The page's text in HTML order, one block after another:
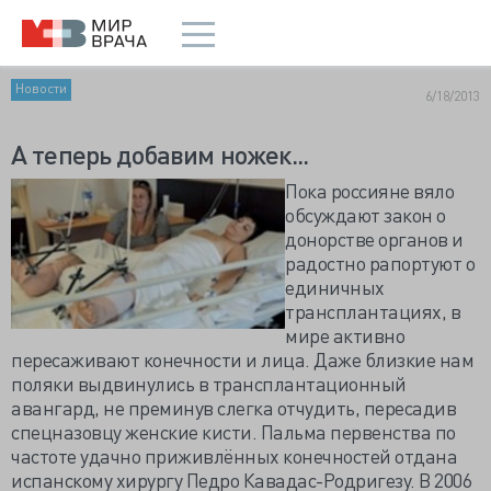
Новости 6/18/2013
А теперь добавим ножек...
Пока россияне вяло
обсуждают закон о
донорстве органов и
радостно рапортуют о
единичных
трансплантациях, в
мире активно
пересаживают конечности и лица. Даже близкие нам
поляки выдвинулись в трансплантационный
авангард, не преминув слегка отчудить, пересадив
спецназовцу женские кисти. Пальма первенства по
частоте удачно приживлённых конечностей отдана
испанскому хирургу Педро Кавадас-Родригезу. В 2006